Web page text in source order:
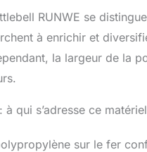
RUNWE se
à enrichir et
la largeur de la
qui s’adresse ce
sur le fer